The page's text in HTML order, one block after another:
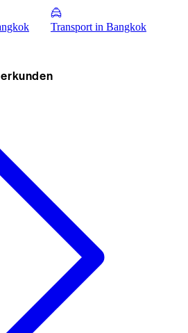
Transport in Bangkok